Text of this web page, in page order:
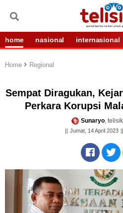
home nasional internasional
Home Regional
Sempat Diragukan,
Perkara Korupsi
Sunaryo,
Jumat, 14 April 2023